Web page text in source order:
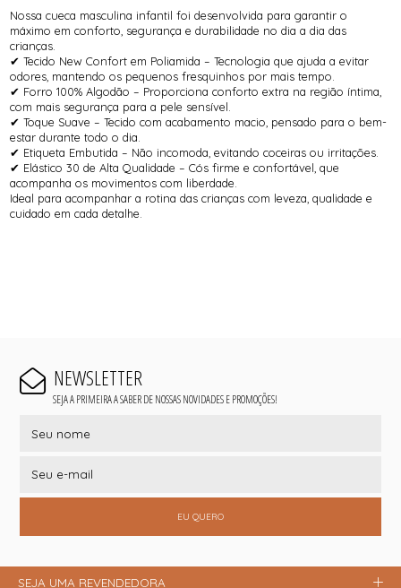
Nossa cueca masculina infantil foi desenvolvida para garantir o
máximo em conforto, segurança e durabilidade no dia a dia das
crianças.
✔ Tecido New Confort em Poliamida – Tecnologia que ajuda a evitar
odores, mantendo os pequenos fresquinhos por mais tempo.
✔ Forro 100% Algodão – Proporciona conforto extra na região íntima,
com mais segurança para a pele sensível.
✔ Toque Suave – Tecido com acabamento macio, pensado para o bem-
estar durante todo o dia.
✔ Etiqueta Embutida – Não incomoda, evitando coceiras ou irritações.
✔ Elástico 30 de Alta Qualidade – Cós firme e confortável, que
acompanha os movimentos com liberdade.
Ideal para acompanhar a rotina das crianças com leveza, qualidade e
cuidado em cada detalhe.
NEWSLETTER
SEJA A PRIMEIRA A SABER DE NOSSAS NOVIDADES E PROMOÇÕES!
EU QUERO
SEJA UMA REVENDEDORA